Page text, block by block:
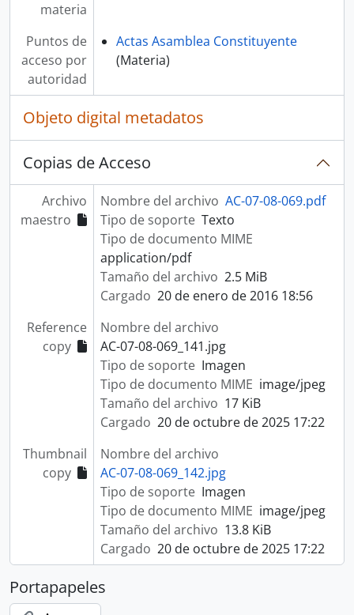
materia
Puntos de
acceso por
autoridad
Actas Asamblea Constituyente
(Materia)
Objeto digital metadatos
Copias de Acceso
Archivo
maestro
Nombre del archivo AC-07-08-069.pdf
Tipo de soporte Texto
Tipo de documento MIME
application/pdf
Tamaño del archivo 2.5 MiB
Cargado 20 de enero de 2016 18:56
Reference
copy
Nombre del archivo
AC-07-08-069_141.jpg
Tipo de soporte Imagen
Tipo de documento MIME image/jpeg
Tamaño del archivo 17 KiB
Cargado 20 de octubre de 2025 17:22
Thumbnail
copy
Nombre del archivo
AC-07-08-069_142.jpg
Tipo de soporte Imagen
Tipo de documento MIME image/jpeg
Tamaño del archivo 13.8 KiB
Cargado 20 de octubre de 2025 17:22
Portapapeles